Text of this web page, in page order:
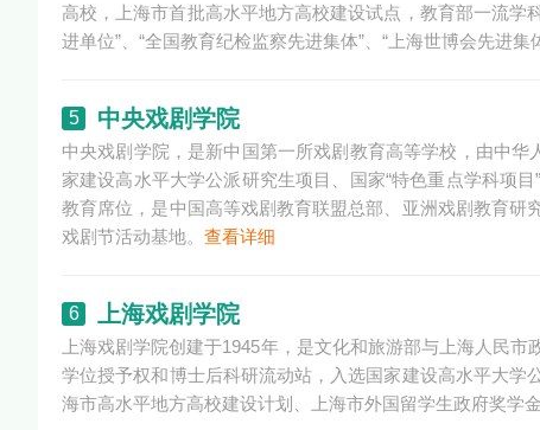
高校，上海市首批高水平地方高校建设试点，教育部一流学
进单位”、“全国教育纪检监察先进集体”、“上海世博会先进集
5 中央戏剧学院
中央戏剧学院，是新中国第一所戏剧教育高等学校，由中华
家建设高水平大学公派研究生项目、国家“特色重点学科项
教育席位，是中国高等戏剧教育联盟总部、亚洲戏剧教育
戏剧节活动基地。 查看详细
6 上海戏剧学院
上海戏剧学院创建于1945年，是文化和旅游部与上海人民
学位授予权和博士后科研流动站，入选国家建设高水平大
海市高水平地方高校建设计划、上海市外国留学生政府奖学金